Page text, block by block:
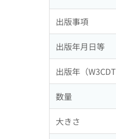
出版事項
出版年月日等
出版年（
数量
大きさ